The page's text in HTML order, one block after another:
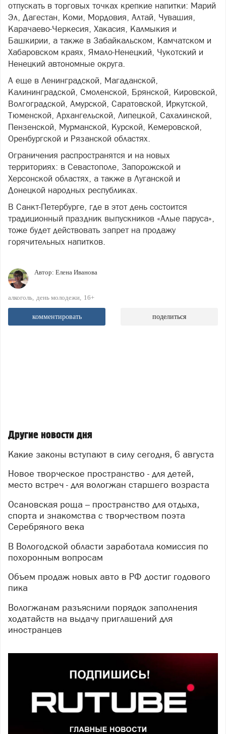
отпускать в торговых точках крепкие напитки: Марий
Эл, Дагестан, Коми, Мордовия, Алтай, Чувашия,
Карачаево-Черкесия, Хакасия, Калмыкия и
Башкирии, а также в Забайкальском, Камчатском и
Хабаровском краях, Ямало-Ненецкий, Чукотский и
Ненецкий автономные округа.
А еще в Ленинградской, Магаданской,
Калининградской, Смоленской, Брянской, Кировской,
Волгоградской, Амурской, Саратовской, Иркутской,
Тюменской, Архангельской, Липецкой, Сахалинской,
Пензенской, Мурманской, Курской, Кемеровской,
Оренбургской и Рязанской областях.
Ограничения распространятся и на новых
территориях: в Севастополе, Запорожской и
Херсонской областях, а также в Луганской и
Донецкой народных республиках.
В Санкт-Петербурге, где в этот день состоится
традиционный праздник выпускников «Алые паруса»,
тоже будет действовать запрет на продажу
горячительных напитков.
Автор: Елена Иванова
алкоголь день молодежи 16+
комментировать поделиться
Другие новости дня
Какие законы вступают в силу сегодня, 6 августа
Новое творческое пространство - для детей,
место встреч - для вологжан старшего возраста
Осановская роща – пространство для отдыха,
спорта и знакомства с творчеством поэта
Серебряного века
В Вологодской области заработала комиссия по
похоронным вопросам
Объем продаж новых авто в РФ достиг годового
пика
Вологжанам разъяснили порядок заполнения
ходатайств на выдачу приглашений для
иностранцев